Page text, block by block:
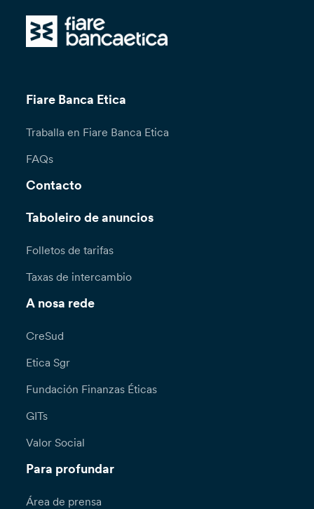
Fiare Banca Etica
Traballa en Fiare Banca Etica
FAQs
Contacto
Taboleiro de anuncios
Folletos de tarifas
Taxas de intercambio
A nosa rede
CreSud
Etica Sgr
Fundación Finanzas Éticas
GITs
Valor Social
Para profundar
Área de prensa